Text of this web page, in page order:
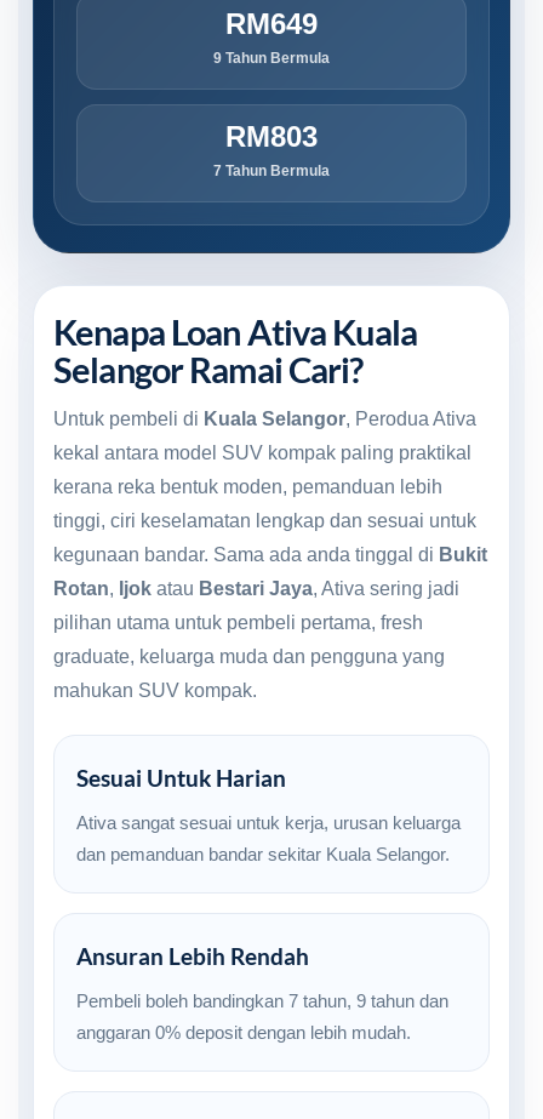
RM649
9 Tahun Bermula
RM803
7 Tahun Bermula
Kenapa Loan Ativa Kuala
Selangor Ramai Cari?
Untuk pembeli di Kuala Selangor, Perodua Ativa
kekal antara model SUV kompak paling praktikal
kerana reka bentuk moden, pemanduan lebih
tinggi, ciri keselamatan lengkap dan sesuai untuk
kegunaan bandar. Sama ada anda tinggal di Bukit
Rotan, Ijok atau Bestari Jaya, Ativa sering jadi
pilihan utama untuk pembeli pertama, fresh
graduate, keluarga muda dan pengguna yang
mahukan SUV kompak.
Sesuai Untuk Harian
Ativa sangat sesuai untuk kerja, urusan keluarga
dan pemanduan bandar sekitar Kuala Selangor.
Ansuran Lebih Rendah
Pembeli boleh bandingkan 7 tahun, 9 tahun dan
anggaran 0% deposit dengan lebih mudah.